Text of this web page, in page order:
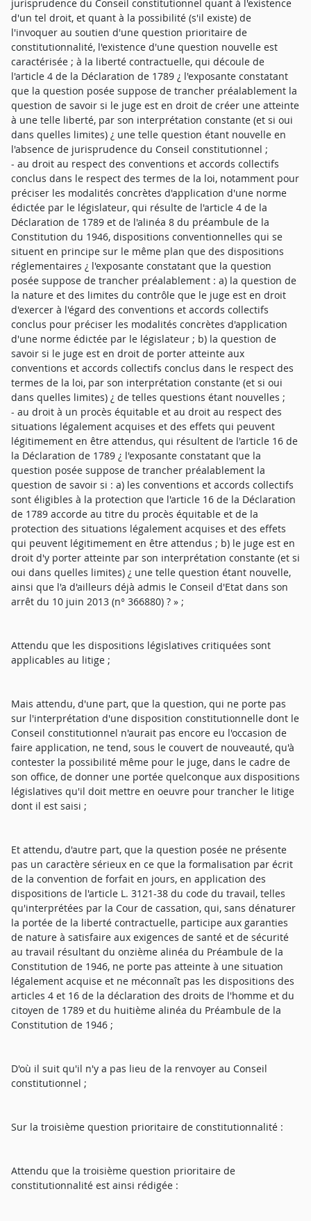
jurisprudence du Conseil constitutionnel quant à l'existence
d'un tel droit, et quant à la possibilité (s'il existe) de
l'invoquer au soutien d'une question prioritaire de
constitutionnalité, l'existence d'une question nouvelle est
caractérisée ; à la liberté contractuelle, qui découle de
l'article 4 de la Déclaration de 1789 ¿ l'exposante constatant
que la question posée suppose de trancher préalablement la
question de savoir si le juge est en droit de créer une atteinte
à une telle liberté, par son interprétation constante (et si oui
dans quelles limites) ¿ une telle question étant nouvelle en
l'absence de jurisprudence du Conseil constitutionnel ;
- au droit au respect des conventions et accords collectifs
conclus dans le respect des termes de la loi, notamment pour
préciser les modalités concrètes d'application d'une norme
édictée par le législateur, qui résulte de l'article 4 de la
Déclaration de 1789 et de l'alinéa 8 du préambule de la
Constitution du 1946, dispositions conventionnelles qui se
situent en principe sur le même plan que des dispositions
réglementaires ¿ l'exposante constatant que la question
posée suppose de trancher préalablement : a) la question de
la nature et des limites du contrôle que le juge est en droit
d'exercer à l'égard des conventions et accords collectifs
conclus pour préciser les modalités concrètes d'application
d'une norme édictée par le législateur ; b) la question de
savoir si le juge est en droit de porter atteinte aux
conventions et accords collectifs conclus dans le respect des
termes de la loi, par son interprétation constante (et si oui
dans quelles limites) ¿ de telles questions étant nouvelles ;
- au droit à un procès équitable et au droit au respect des
situations légalement acquises et des effets qui peuvent
légitimement en être attendus, qui résultent de l'article 16 de
la Déclaration de 1789 ¿ l'exposante constatant que la
question posée suppose de trancher préalablement la
question de savoir si : a) les conventions et accords collectifs
sont éligibles à la protection que l'article 16 de la Déclaration
de 1789 accorde au titre du procès équitable et de la
protection des situations légalement acquises et des effets
qui peuvent légitimement en être attendus ; b) le juge est en
droit d'y porter atteinte par son interprétation constante (et si
oui dans quelles limites) ¿ une telle question étant nouvelle,
ainsi que l'a d'ailleurs déjà admis le Conseil d'Etat dans son
arrêt du 10 juin 2013 (n° 366880) ? » ;
Attendu que les dispositions législatives critiquées sont
applicables au litige ;
Mais attendu, d'une part, que la question, qui ne porte pas
sur l'interprétation d'une disposition constitutionnelle dont le
Conseil constitutionnel n'aurait pas encore eu l'occasion de
faire application, ne tend, sous le couvert de nouveauté, qu'à
contester la possibilité même pour le juge, dans le cadre de
son office, de donner une portée quelconque aux dispositions
législatives qu'il doit mettre en oeuvre pour trancher le litige
dont il est saisi ;
Et attendu, d'autre part, que la question posée ne présente
pas un caractère sérieux en ce que la formalisation par écrit
de la convention de forfait en jours, en application des
dispositions de l'article L. 3121-38 du code du travail, telles
qu'interprétées par la Cour de cassation, qui, sans dénaturer
la portée de la liberté contractuelle, participe aux garanties
de nature à satisfaire aux exigences de santé et de sécurité
au travail résultant du onzième alinéa du Préambule de la
Constitution de 1946, ne porte pas atteinte à une situation
légalement acquise et ne méconnaît pas les dispositions des
articles 4 et 16 de la déclaration des droits de l'homme et du
citoyen de 1789 et du huitième alinéa du Préambule de la
Constitution de 1946 ;
D'où il suit qu'il n'y a pas lieu de la renvoyer au Conseil
constitutionnel ;
Sur la troisième question prioritaire de constitutionnalité :
Attendu que la troisième question prioritaire de
constitutionnalité est ainsi rédigée :